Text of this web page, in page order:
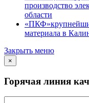
производство
области
«ПКФ»
материала в
Закрыть меню
×
Горячая линия